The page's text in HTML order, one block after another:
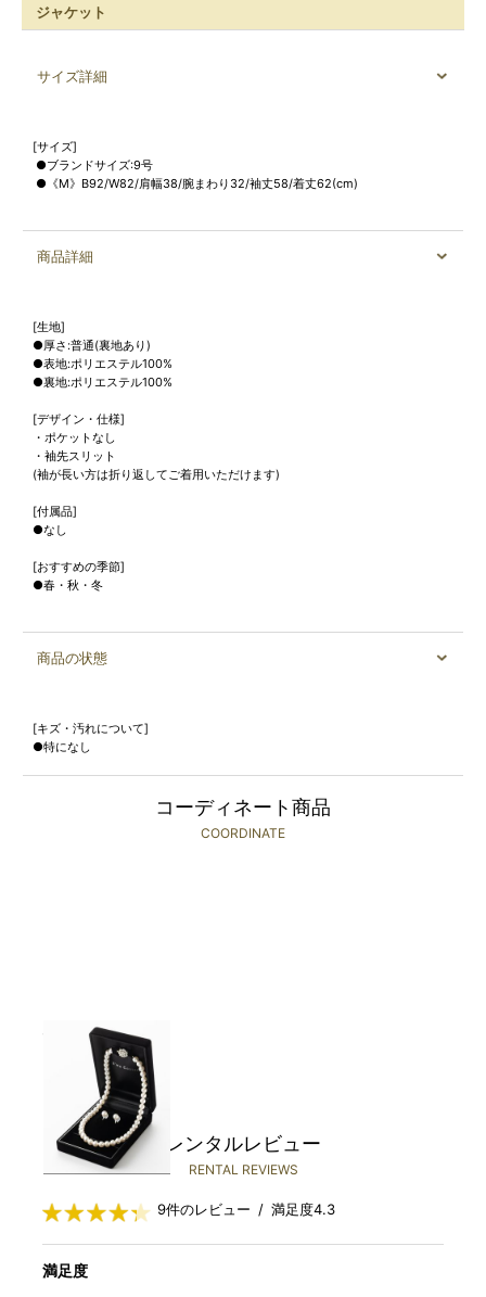
ジャケット
サイズ詳細
[サイズ]
●ブランドサイズ:9号
●《M》B92/W82/肩幅38/腕まわり32/袖丈58/着丈62(cm)
商品詳細
[生地]
●厚さ:普通(裏地あり)
●表地:ポリエステル100%
●裏地:ポリエステル100%
[デザイン・仕様]
・ポケットなし
・袖先スリット
(袖が長い方は折り返してご着用いただけます)
[付属品]
●なし
[おすすめの季節]
●春・秋・冬
商品の状態
[キズ・汚れについて]
●特になし
コーディネート商品
COORDINATE
Select Shop
￥1,980(税込)～
レンタルレビュー
RENTAL REVIEWS
9件のレビュー / 満足度4.3
満足度